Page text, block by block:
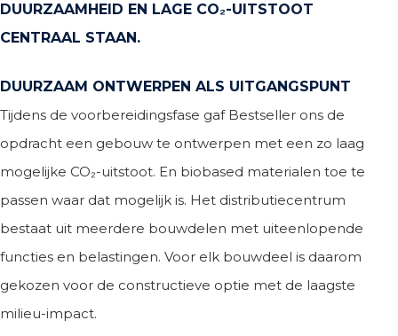
DUURZAAMHEID EN LAGE CO₂-UITSTOOT
CENTRAAL STAAN.
DUURZAAM ONTWERPEN ALS UITGANGSPUNT
Tijdens de voorbereidingsfase gaf Bestseller ons de
opdracht een gebouw te ontwerpen met een zo laag
mogelijke CO₂-uitstoot. En biobased materialen toe te
passen waar dat mogelijk is. Het distributiecentrum
bestaat uit meerdere bouwdelen met uiteenlopende
functies en belastingen. Voor elk bouwdeel is daarom
gekozen voor de constructieve optie met de laagste
milieu-impact.